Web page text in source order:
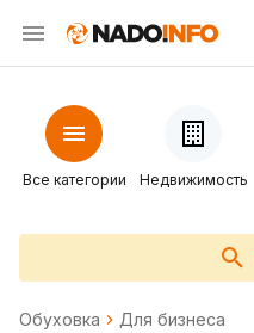
Все категории Недвижимость
Обуховка Для бизнеса